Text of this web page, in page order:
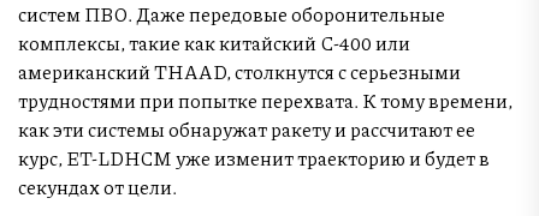
систем ПВО. Даже передовые оборонительные
комплексы, такие как китайский С-400 или
американский THAAD, столкнутся с серьезными
трудностями при попытке перехвата. К тому времени,
как эти системы обнаружат ракету и рассчитают ее
курс, ET-LDHCM уже изменит траекторию и будет в
секундах от цели.